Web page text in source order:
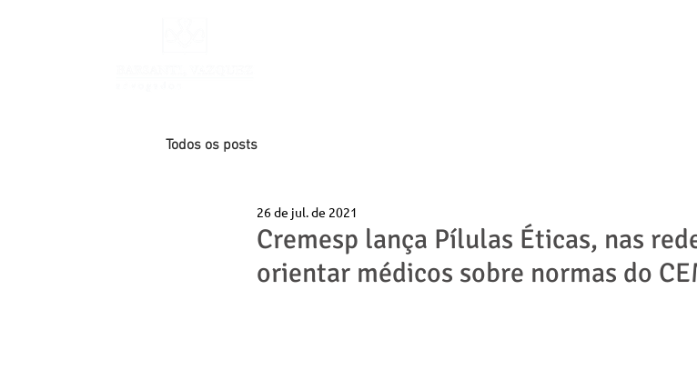
Todos os posts
Cremesp lança Pílulas Éticas, nas
orientar médicos sobre normas do
26 de jul. de 2021